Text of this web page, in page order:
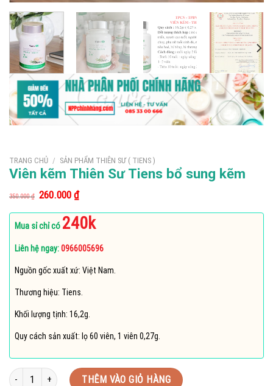
TRANG CHỦ / SẢN PHẨM THIÊN SƯ ( TIENS )
Viên kẽm Thiên Sư Tiens bổ sung kẽm
350.000₫ Giá
là:
350.000 ₫.
260.000₫Giá
hiện
tại
là:
260.000 ₫.
Mua sỉ chỉ có 240k
Liên hệ ngay:0966005696
Nguồn gốc xuất xứ: Việt Nam.
Thương hiệu: Tiens.
Khối lượng tịnh: 16,2g.
Quy cách sản xuất: lọ 60 viên, 1 viên 0,27g.
Viên kẽm Thiên Sư Tiens bổ sung kẽm số lượng
THÊM VÀO GIỎ HÀNG